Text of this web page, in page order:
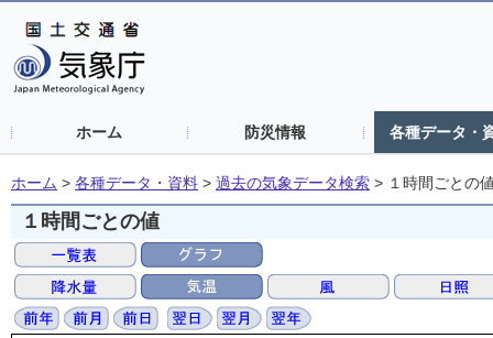
ホーム 防災情報 各種データ・
ホーム > 各種データ・資料 > 過去の気象データ検索 > １時間ごとの
１時間ごとの値